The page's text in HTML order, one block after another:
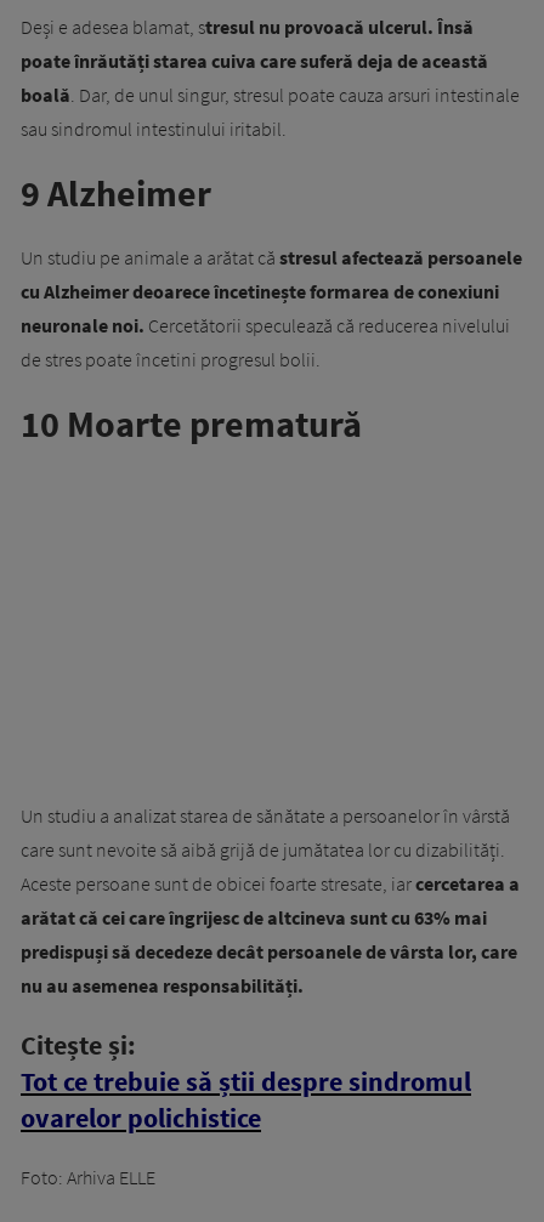
Deși e adesea blamat, stresul nu provoacă ulcerul. Însă
poate înrăutăți starea cuiva care suferă deja de această
boală. Dar, de unul singur, stresul poate cauza arsuri intestinale
sau sindromul intestinului iritabil.
9 Alzheimer
Un studiu pe animale a arătat că stresul afectează persoanele
cu Alzheimer deoarece încetinește formarea de conexiuni
neuronale noi. Cercetătorii speculează că reducerea nivelului
de stres poate încetini progresul bolii.
10 Moarte prematură
Un studiu a analizat starea de sănătate a persoanelor în vârstă
care sunt nevoite să aibă grijă de jumătatea lor cu dizabilități.
Aceste persoane sunt de obicei foarte stresate, iarcercetarea a
arătat că cei care îngrijesc de altcineva sunt cu 63% mai
predispuși să decedeze decât persoanele de vârsta lor, care
nu au asemenea responsabilități.
Citește și:
Tot ce trebuie să știi despre sindromul
ovarelor polichistice
Foto: Arhiva ELLE